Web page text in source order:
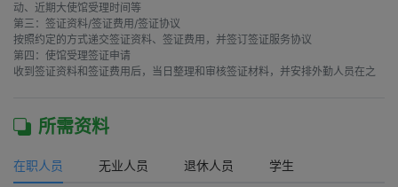
动、近期大使馆受理时间等
第三：签证资料/签证费用/签证协议
按照约定的方式递交签证资料、签证费用，并签订签证服务协议
第四：使馆受理签证申请
收到签证资料和签证费用后，当日整理和审核签证材料，并安排外勤人员在之
所需资料
在职人员 无业人员 退休人员 学生